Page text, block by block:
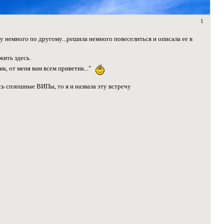
1
по другому...решила немного повеселиться и описала ее в
здесь.
от меня вам всем приветик..."
сплошные ВИПы, то я и назвала эту встречу